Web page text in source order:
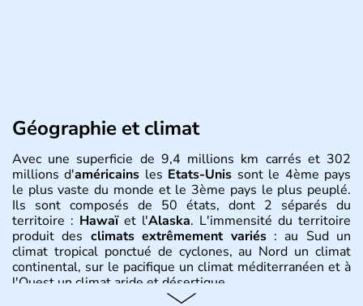
Géographie et climat
Avec une superficie de 9,4 millions km carrés et 302
millions d'américains les Etats-Unis sont le 4ème pays
le plus vaste du monde et le 3ème pays le plus peuplé.
Ils sont composés de 50 états, dont 2 séparés du
territoire : Hawaïet l'Alaska. L'immensité du territoire
produit des climats extrêmement variés: au Sud un
climat tropical ponctué de cyclones, au Nord un climat
continental, sur le pacifique un climat méditerranéen et à
l'Ouest un climat aride et désertique.